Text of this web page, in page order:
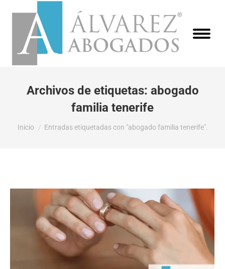
Archivos de etiquetas: abogado
familia tenerife
Estás aquí:
Inicio Entradas etiquetadas con "abogado familia tenerife".